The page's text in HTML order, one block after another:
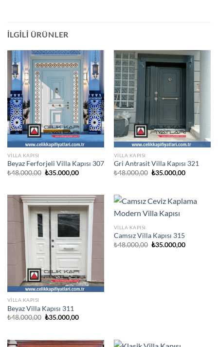
İLGILI ÜRÜNLER
VILLA KAPISI
Beyaz Ferforjeli Villa Kapısı 307
₺48.000,00 Orijinal
₺35.000,00Şu
VILLA KAPISI
Gri Antrasit Villa Kapısı 321
₺48.000,00 Orijinal
₺35.000,00Şu
VILLA KAPISI
Beyaz Villa Kapısı 311
₺48.000,00 Orijinal
₺35.000,00Şu
VILLA KAPISI
Camsız Villa Kapısı 315
₺48.000,00 Orijinal
₺35.000,00Şu